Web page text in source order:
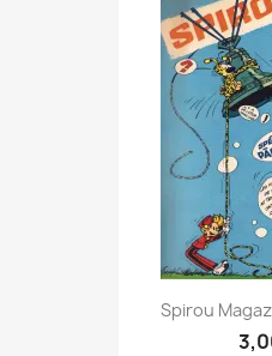
Spirou